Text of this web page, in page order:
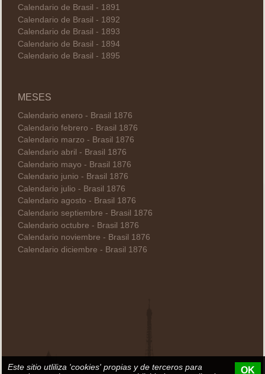
Calendario de Brasil - 1891
Calendario de Brasil - 1892
Calendario de Brasil - 1893
Calendario de Brasil - 1894
Calendario de Brasil - 1895
MESES
Calendario enero - Brasil 1876
Calendario febrero - Brasil 1876
Calendario marzo - Brasil 1876
Calendario abril - Brasil 1876
Calendario mayo - Brasil 1876
Calendario junio - Brasil 1876
Calendario julio - Brasil 1876
Calendario agosto - Brasil 1876
Calendario septiembre - Brasil 1876
Calendario octubre - Brasil 1876
Calendario noviembre - Brasil 1876
Calendario diciembre - Brasil 1876
Este sitio utliliza 'cookies' propias y de terceros para
OK